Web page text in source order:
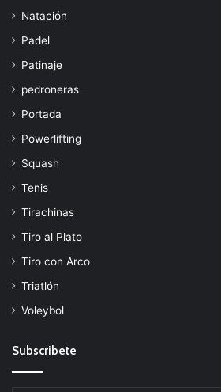
Natación
Padel
Patinaje
pedroneras
Portada
Powerlifting
Squash
Tenis
Tirachinas
Tiro al Plato
Tiro con Arco
Triatlón
Voleybol
Subscribete